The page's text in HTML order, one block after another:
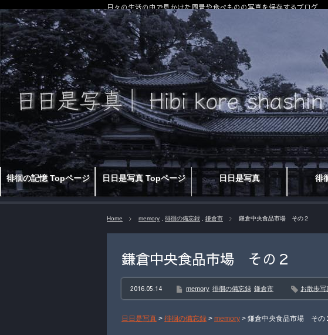
徘徊の記憶 Topページ 日日是写真 Topページ 日日是写真 徘
日々の生活の中で見かけた風景や食べものの写真を保存するブログ
Home memory 徘徊の備忘録 鎌倉市 鎌倉中央食品市場 その２
鎌倉中央食品市場 その２
2016.05.14 memory 徘徊の備忘録 鎌倉市 お散歩写
日日是写真 > 徘徊の備忘録 > memory > 鎌倉中央食品市場 その